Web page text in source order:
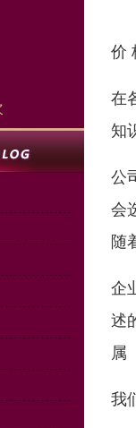
价
在
知
公
会
随
企
述
属
我